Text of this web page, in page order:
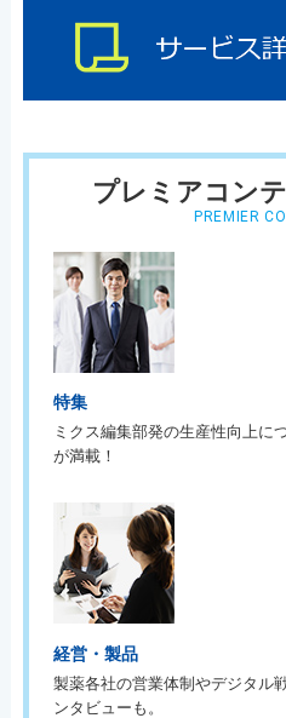
プレミアコン
PREMIER
特集
ミクス編集部発の生産性向上に
が満載！
経営・製品
製薬各社の営業体制やデジタル
ンタビューも。